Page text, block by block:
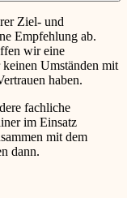
Ziel- und
Empfehlung ab.
wir eine
keinen Umständen mit
haben.
fachliche
im Einsatz
mit dem
dann.